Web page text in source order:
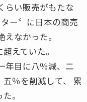
らい販売がもたな
ー〞に日本の商売
なかった。
えていた。
年目に八％減、二
％を削減して、 累
。